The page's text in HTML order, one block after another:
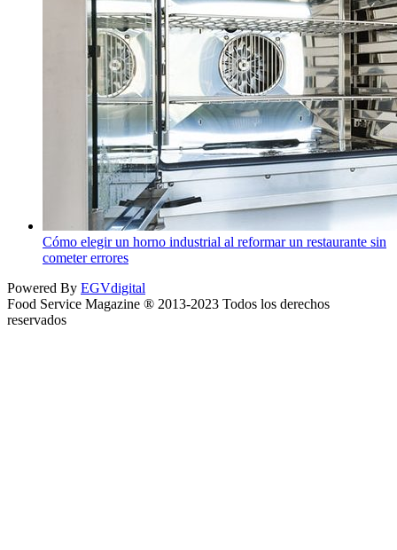
Cómo elegir un horno industrial al reformar un restaurante sin
cometer errores
Powered By EGVdigital
Food Service Magazine ® 2013-2023 Todos los derechos
reservados